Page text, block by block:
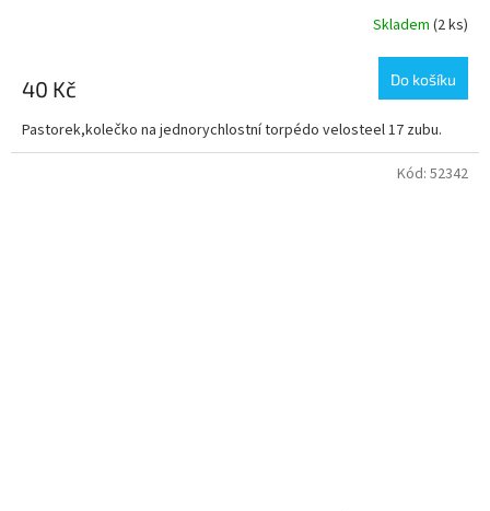
Skladem (2 ks)
40 Kč Do košíku
Pastorek,kolečko na jednorychlostní torpédo velosteel 17 zubu.
Kód: 52342